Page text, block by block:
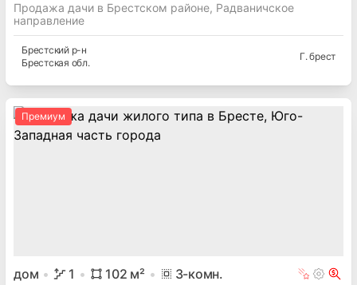
Продажа дачи в Брестском районе, Радваничское
направление
Брестский р-н
Брестская обл.
Г. брест
Премиум
дом 1 102 м² 3-комн.